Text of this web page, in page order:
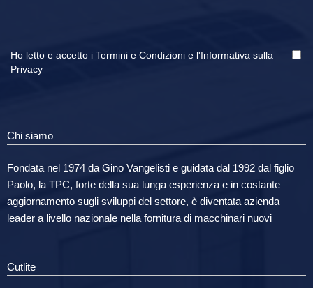
Ho letto e accetto i Termini e Condizioni e l'Informativa sulla
Privacy
Chi siamo
Fondata nel 1974 da Gino Vangelisti e guidata dal 1992 dal figlio
Paolo, la TPC, forte della sua lunga esperienza e in costante
aggiornamento sugli sviluppi del settore, è diventata azienda
leader a livello nazionale nella fornitura di macchinari nuovi
Cutlite